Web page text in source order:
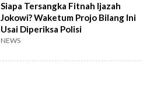
Siapa Tersangka Fitnah Ijazah
Jokowi? Waketum Projo Bilang Ini
Usai Diperiksa Polisi
NEWS